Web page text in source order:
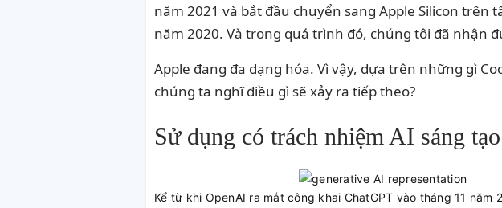
năm 2021 và bắt đầu chuyển sang Apple Silicon trên
năm 2020. Và trong quá trình đó, chúng tôi đã nhận
Apple đang đa dạng hóa. Vì vậy, dựa trên những gì
chúng ta nghĩ điều gì sẽ xảy ra tiếp theo?
Sử dụng có trách nhiệm AI sáng tạo
Kể từ khi OpenAI ra mắt công khai ChatGPT vào tháng 11